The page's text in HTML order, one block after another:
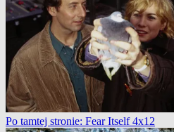
Po tamtej stronie: Fear Itself 4x12